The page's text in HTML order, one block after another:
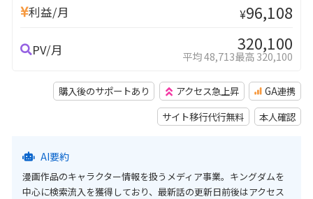
利益/月 ¥96,108
PV/月 320,100
平均 48,713最高 320,100
購入後のサポートあり アクセス急上昇
GA連携
サイト移行代行無料
本人確認
AI要約
漫画作品のキャラクター情報を扱うメディア事業。キングダムを
中心に検索流入を獲得しており、最新話の更新日前後はアクセス